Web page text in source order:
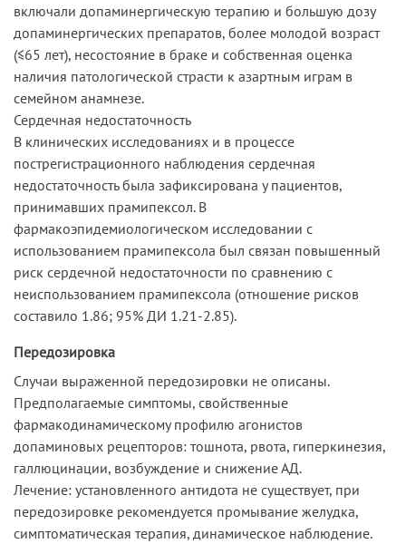
включали допаминергическую терапию и большую дозу
допаминергических препаратов, более молодой возраст
(≤65 лет), несостояние в браке и собственная оценка
наличия патологической страсти к азартным играм в
семейном анамнезе.
Сердечная недостаточность
В клинических исследованиях и в процессе
пострегистрационного наблюдения сердечная
недостаточность была зафиксирована у пациентов,
принимавших прамипексол. В
фармакоэпидемиологическом исследовании с
использованием прамипексола был связан повышенный
риск сердечной недостаточности по сравнению с
неиспользованием прамипексола (отношение рисков
составило 1.86; 95% ДИ 1.21-2.85).
Передозировка
Случаи выраженной передозировки не описаны.
Предполагаемые симптомы, свойственные
фармакодинамическому профилю агонистов
допаминовых рецепторов: тошнота, рвота, гиперкинезия,
галлюцинации, возбуждение и снижение АД.
Лечение: установленного антидота не существует, при
передозировке рекомендуется промывание желудка,
симптоматическая терапия, динамическое наблюдение.